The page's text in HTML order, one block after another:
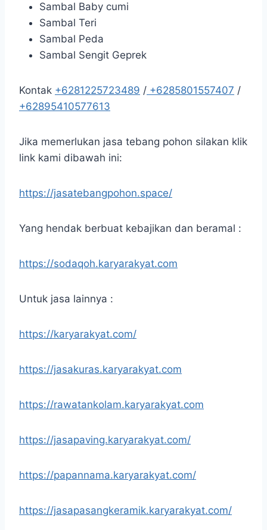
Sambal Baby cumi
Sambal Teri
Sambal Peda
Sambal Sengit Geprek
Kontak +6281225723489 / +6285801557407 /
+62895410577613
Jika memerlukan jasa tebang pohon silakan klik
link kami dibawah ini:
https://jasatebangpohon.space/
Yang hendak berbuat kebajikan dan beramal :
https://sodaqoh.karyarakyat.com
Untuk jasa lainnya :
https://karyarakyat.com/
https://jasakuras.karyarakyat.com
https://rawatankolam.karyarakyat.com
https://jasapaving.karyarakyat.com/
https://papannama.karyarakyat.com/
https://jasapasangkeramik.karyarakyat.com/